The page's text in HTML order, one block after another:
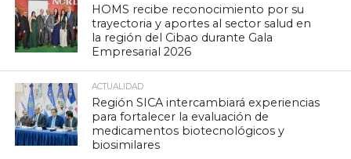
HOMS recibe reconocimiento por su
trayectoria y aportes al sector salud en
la región del Cibao durante Gala
Empresarial 2026
ACTUALIDAD
Región SICA intercambiará experiencias
para fortalecer la evaluación de
medicamentos biotecnológicos y
biosimilares